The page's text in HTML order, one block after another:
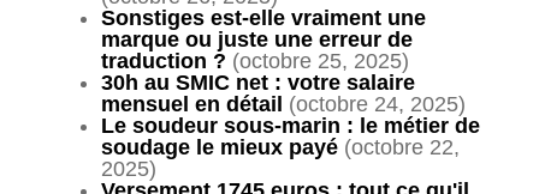
Sonstiges est-elle vraiment une
marque ou juste une erreur de
traduction ? (octobre 25, 2025)
30h au SMIC net : votre salaire
mensuel en détail (octobre 24, 2025)
Le soudeur sous-marin : le métier de
soudage le mieux payé (octobre 22,
2025)